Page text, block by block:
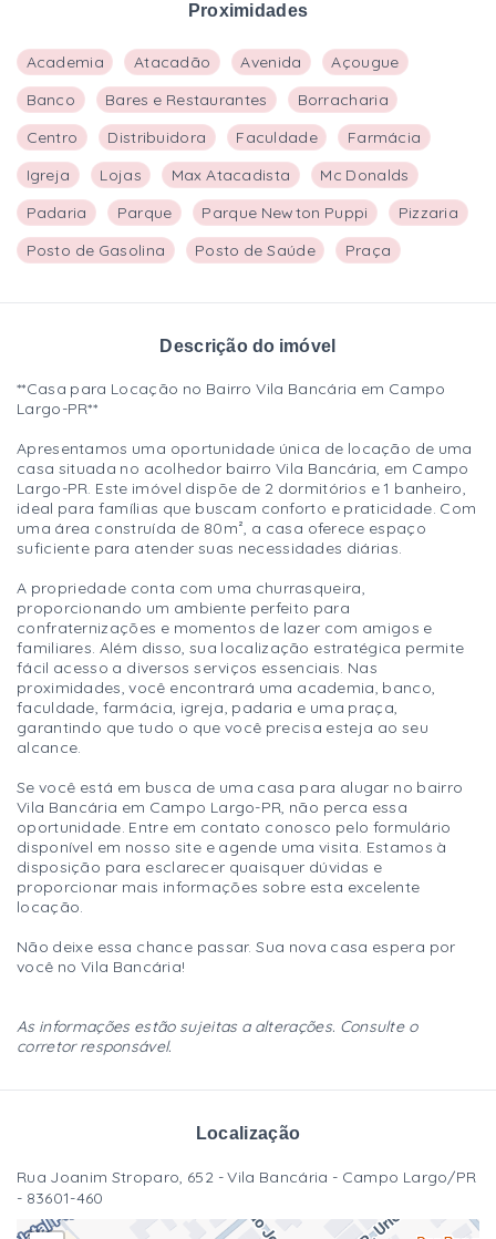
Proximidades
Academia Atacadão Avenida
Açougue
Banco
Bares e Restaurantes
Borracharia
Centro
Distribuidora Faculdade
Farmácia
Igreja
Lojas Max Atacadista
Mc Donalds
Padaria
Parque Parque Newton Puppi
Pizzaria
Posto de Gasolina
Posto de Saúde Praça
Descrição do imóvel
**Casa para Locação no Bairro Vila Bancária em Campo
Largo-PR**
Apresentamos uma oportunidade única de locação de uma
casa situada no acolhedor bairro Vila Bancária, em Campo
Largo-PR. Este imóvel dispõe de 2 dormitórios e 1 banheiro,
ideal para famílias que buscam conforto e praticidade. Com
uma área construída de 80m², a casa oferece espaço
suficiente para atender suas necessidades diárias.
A propriedade conta com uma churrasqueira,
proporcionando um ambiente perfeito para
confraternizações e momentos de lazer com amigos e
familiares. Além disso, sua localização estratégica permite
fácil acesso a diversos serviços essenciais. Nas
proximidades, você encontrará uma academia, banco,
faculdade, farmácia, igreja, padaria e uma praça,
garantindo que tudo o que você precisa esteja ao seu
alcance.
Se você está em busca de uma casa para alugar no bairro
Vila Bancária em Campo Largo-PR, não perca essa
oportunidade. Entre em contato conosco pelo formulário
disponível em nosso site e agende uma visita. Estamos à
disposição para esclarecer quaisquer dúvidas e
proporcionar mais informações sobre esta excelente
locação.
Não deixe essa chance passar. Sua nova casa espera por
você no Vila Bancária!
As informações estão sujeitas a alterações. Consulte o
corretor responsável.
Localização
Rua Joanim Stroparo, 652 - Vila Bancária - Campo Largo/PR
- 83601-460